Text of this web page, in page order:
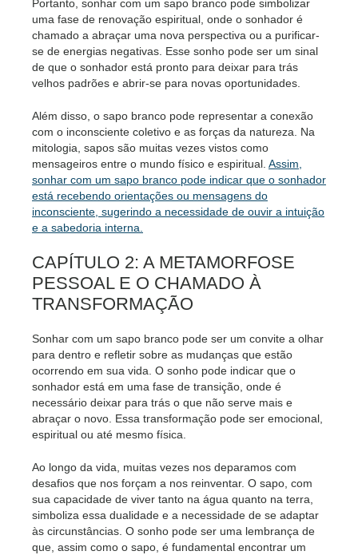
Portanto, sonhar com um sapo branco pode simbolizar
uma fase de renovação espiritual, onde o sonhador é
chamado a abraçar uma nova perspectiva ou a purificar-
se de energias negativas. Esse sonho pode ser um sinal
de que o sonhador está pronto para deixar para trás
velhos padrões e abrir-se para novas oportunidades.
Além disso, o sapo branco pode representar a conexão
com o inconsciente coletivo e as forças da natureza. Na
mitologia, sapos são muitas vezes vistos como
mensageiros entre o mundo físico e espiritual. Assim,
sonhar com um sapo branco pode indicar que o sonhador
está recebendo orientações ou mensagens do
inconsciente, sugerindo a necessidade de ouvir a intuição
e a sabedoria interna.
CAPÍTULO 2: A METAMORFOSE
PESSOAL E O CHAMADO À
TRANSFORMAÇÃO
Sonhar com um sapo branco pode ser um convite a olhar
para dentro e refletir sobre as mudanças que estão
ocorrendo em sua vida. O sonho pode indicar que o
sonhador está em uma fase de transição, onde é
necessário deixar para trás o que não serve mais e
abraçar o novo. Essa transformação pode ser emocional,
espiritual ou até mesmo física.
Ao longo da vida, muitas vezes nos deparamos com
desafios que nos forçam a nos reinventar. O sapo, com
sua capacidade de viver tanto na água quanto na terra,
simboliza essa dualidade e a necessidade de se adaptar
às circunstâncias. O sonho pode ser uma lembrança de
que, assim como o sapo, é fundamental encontrar um